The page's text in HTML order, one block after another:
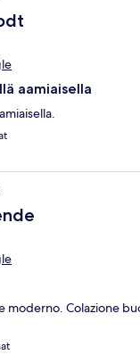
aamiaisella
Colazione